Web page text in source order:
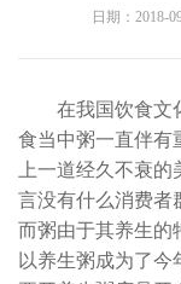
日期：2018-
在我国饮食文化
食当中粥一直伴有
上一道经久不衰
言没有什么消费者
而粥由于其养生的
以养生粥成为了